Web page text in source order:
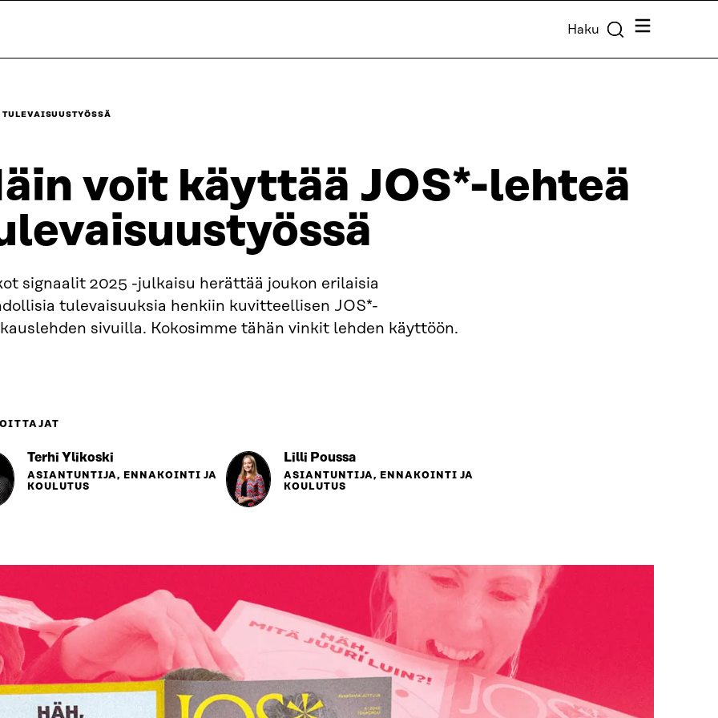
Haku Valikko
voit käyttää JOS*-lehteä
signaalit 2025 -julkaisu herättää joukon erilaisia
tulevaisuuksia henkiin kuvitteellisen JOS*-
sivuilla. Kokosimme tähän vinkit lehden käyttöön.
Terhi Ylikoski
ASIANTUNTIJA, ENNAKOINTI JA
KOULUTUS
Lilli Poussa
ASIANTUNTIJA, ENNAKOINTI JA
KOULUTUS